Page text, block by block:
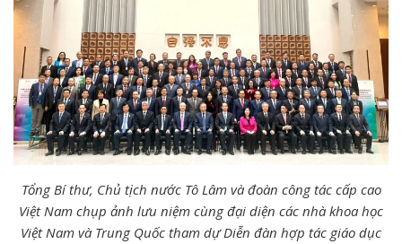
Tổng Bí thư, Chủ tịch nước Tô Lâm và đoàn công tác cấp cao
Việt Nam chụp ảnh lưu niệm cùng đại diện các nhà khoa học
Việt Nam và Trung Quốc tham dự Diễn đàn hợp tác giáo dục